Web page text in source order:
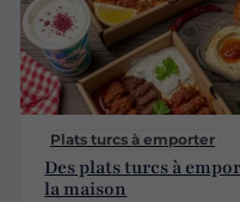
Plats turcs à emporter
Des plats turcs à
la maison